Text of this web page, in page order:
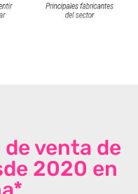
venta de
2020 en